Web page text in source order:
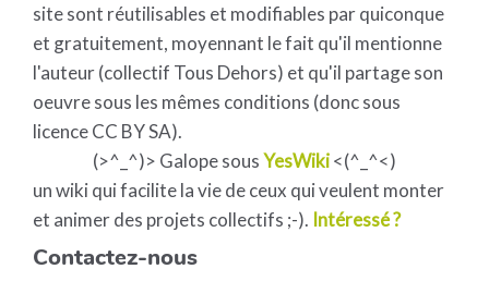
site sont réutilisables et modifiables par quiconque
et gratuitement, moyennant le fait qu'il mentionne
l'auteur (collectif Tous Dehors) et qu'il partage son
oeuvre sous les mêmes conditions (donc sous
licence CC BY SA).
(>^_^)> Galope sousYesWiki<(^_^<)
un wiki qui facilite la vie de ceux qui veulent monter
et animer des projets collectifs ;-). Intéressé ?
Contactez-nous